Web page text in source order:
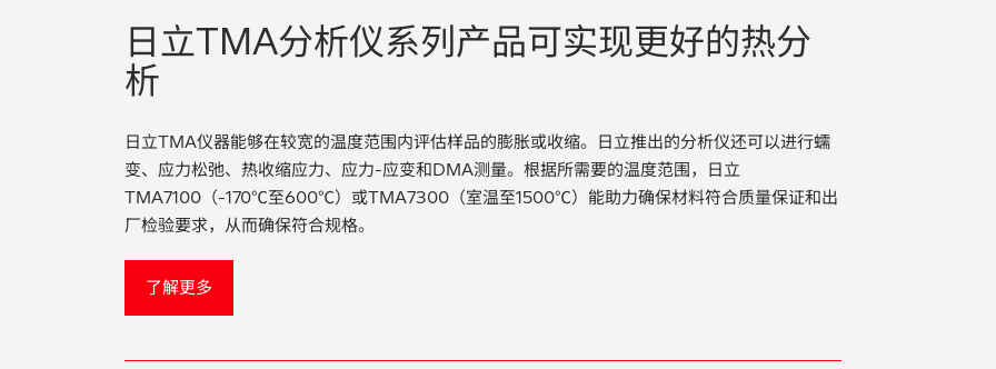
日立TMA分析仪系列产品可实现更好的热分
析
日立TMA仪器能够在较宽的温度范围内评估样品的膨胀或收缩。日立推出的分析仪还可以进行蠕
变、应力松弛、热收缩应力、应力-应变和DMA测量。根据所需要的温度范围，日立
TMA7100（-170℃至600℃）或TMA7300（室温至1500℃）能助力确保材料符合质量保证和出
厂检验要求，从而确保符合规格。
了解更多